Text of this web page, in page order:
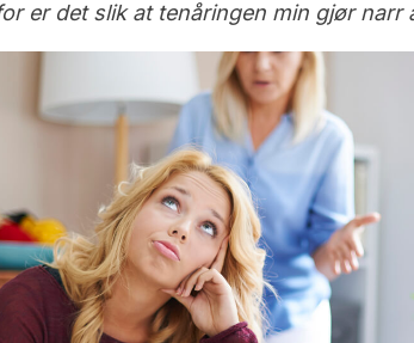
er det slik at tenåringen min gjør narr